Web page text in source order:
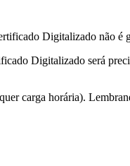
Digitalizado não é
Digitalizado será
carga horária).